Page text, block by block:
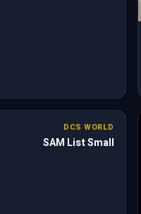
31
DCS WORLD
SAM List Small